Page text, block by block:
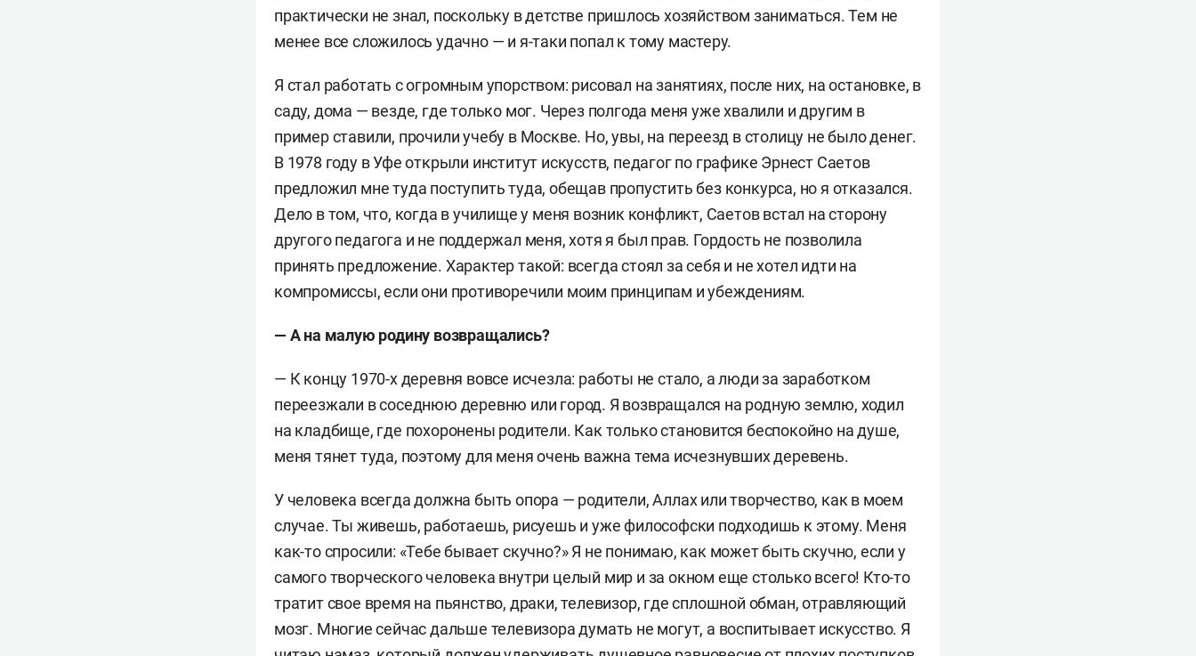
практически не знал, поскольку в детстве пришлось хозяйством заниматься. Тем не
менее все сложилось удачно — и я-таки попал к тому мастеру.
Я стал работать с огромным упорством: рисовал на занятиях, после них, на остановке, в
саду, дома — везде, где только мог. Через полгода меня уже хвалили и другим в
пример ставили, прочили учебу в Москве. Но, увы, на переезд в столицу не было денег.
В 1978 году в Уфе открыли институт искусств, педагог по графике Эрнест Саетов
предложил мне туда поступить туда, обещав пропустить без конкурса, но я отказался.
Дело в том, что, когда в училище у меня возник конфликт, Саетов встал на сторону
другого педагога и не поддержал меня, хотя я был прав. Гордость не позволила
принять предложение. Характер такой: всегда стоял за себя и не хотел идти на
компромиссы, если они противоречили моим принципам и убеждениям.
— А на малую родину возвращались?
— К концу 1970-х деревня вовсе исчезла: работы не стало, а люди за заработком
переезжали в соседнюю деревню или город. Я возвращался на родную землю, ходил
на кладбище, где похоронены родители. Как только становится беспокойно на душе,
меня тянет туда, поэтому для меня очень важна тема исчезнувших деревень.
У человека всегда должна быть опора — родители, Аллах или творчество, как в моем
случае. Ты живешь, работаешь, рисуешь и уже философски подходишь к этому. Меня
как-то спросили: «Тебе бывает скучно?» Я не понимаю, как может быть скучно, если у
самого творческого человека внутри целый мир и за окном еще столько всего! Кто-то
тратит свое время на пьянство, драки, телевизор, где сплошной обман, отравляющий
мозг. Многие сейчас дальше телевизора думать не могут, а воспитывает искусство. Я